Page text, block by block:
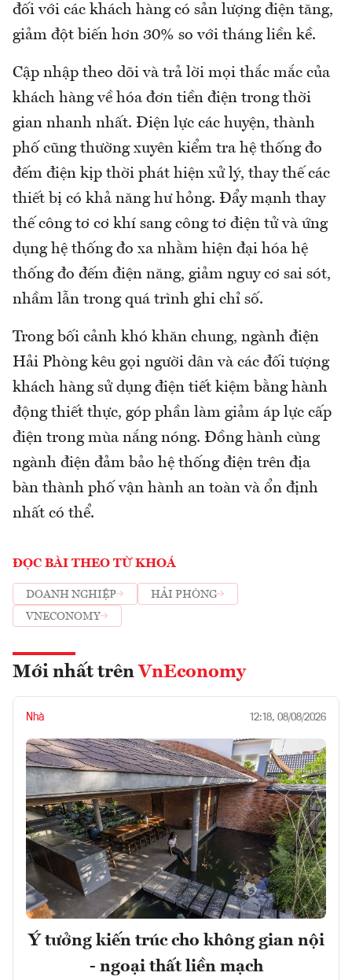
đối với các khách hàng có sản lượng điện tăng,
giảm đột biến hơn 30% so với tháng liền kề.
Cập nhập theo dõi và trả lời mọi thắc mắc của
khách hàng về hóa đơn tiền điện trong thời
gian nhanh nhất. Điện lực các huyện, thành
phố cũng thường xuyên kiểm tra hệ thống đo
đếm điện kịp thời phát hiện xử lý, thay thế các
thiết bị có khả năng hư hỏng. Đẩy mạnh thay
thế công tơ cơ khí sang công tơ điện tử và ứng
dụng hệ thống đo xa nhằm hiện đại hóa hệ
thống đo đếm điện năng, giảm nguy cơ sai sót,
nhầm lẫn trong quá trình ghi chỉ số.
Trong bối cảnh khó khăn chung, ngành điện
Hải Phòng kêu gọi người dân và các đối tượng
khách hàng sử dụng điện tiết kiệm bằng hành
động thiết thực, góp phần làm giảm áp lực cấp
điện trong mùa nắng nóng. Đồng hành cùng
ngành điện đảm bảo hệ thống điện trên địa
bàn thành phố vận hành an toàn và ổn định
nhất có thể.
ĐỌC BÀI THEO TỪ KHOÁ
DOANH NGHIỆP
HẢI PHÒNG
VNECONOMY
Mới nhất trên VnEconomy
Nhà 12:18, 08/08/2026
Ý tưởng kiến trúc cho không gian nội
- ngoại thất liền mạch